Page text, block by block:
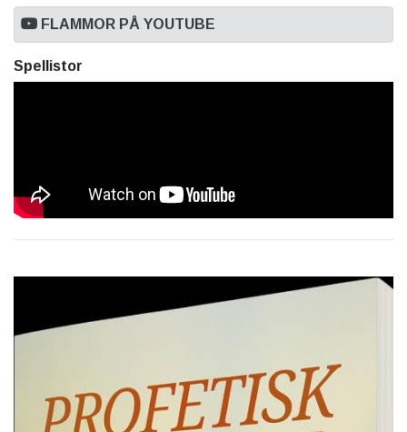
FLAMMOR PÅ YOUTUBE
Spellistor